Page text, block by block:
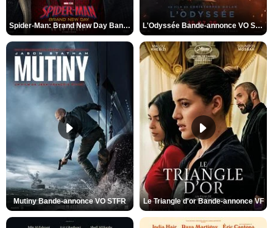
Spider-Man: Brand New Day Bande-annonce VO STFR L'Odyssée Bande-annonce VO STFR
Mutiny Bande-annonce VO STFR Le Triangle d'or Bande-annonce VF